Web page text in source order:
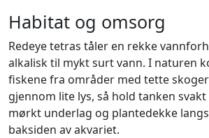
Habitat og omsorg
Redeye tetras tåler en rekke
alkalisk til mykt surt vann. I naturen
fiskene fra områder med tette
gjennom lite lys, så hold tanken
mørkt underlag og plantedekke
baksiden av akvariet.